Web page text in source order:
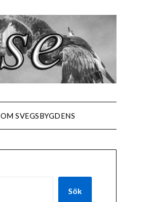
OM SVEGSBYGDENS
Sök